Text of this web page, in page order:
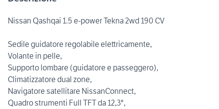
Nissan Qashqai 1.5 e-power Tekna 2wd 190 CV
Sedile guidatore regolabile elettricamente,
Volante in pelle,
Supporto lombare (guidatore e passeggero),
Climatizzatore dual zone,
Navigatore satellitare NissanConnect,
Quadro strumenti Full TFT da 12,3",